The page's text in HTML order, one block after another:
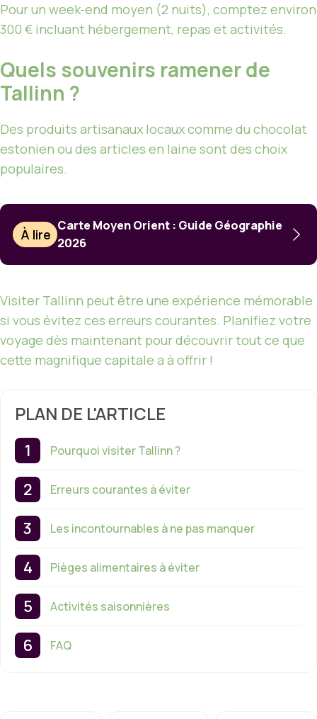
Pour un week-end moyen (2 nuits), comptez environ
300 € incluant hébergement, repas et activités.
Quels souvenirs ramener de
Tallinn ?
Des produits artisanaux locaux comme du chocolat
estonien ou des articles en laine sont des choix
populaires.
À lire
Carte Moyen Orient : Guide Géographie
2026
Visiter Tallinn peut être une expérience mémorable
si vous évitez ces erreurs courantes. Planifiez votre
voyage dès maintenant pour découvrir tout ce que
cette magnifique capitale a à offrir !
PLAN DE L'ARTICLE
Pourquoi visiter Tallinn ?
Erreurs courantes à éviter
Les incontournables à ne pas manquer
Pièges alimentaires à éviter
Activités saisonnières
FAQ